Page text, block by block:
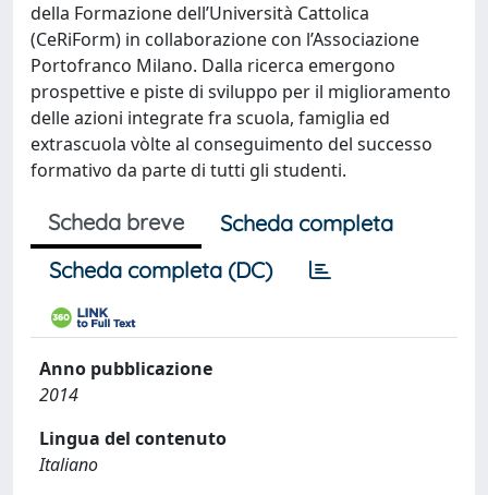
della Formazione dell’Università Cattolica
(CeRiForm) in collaborazione con l’Associazione
Portofranco Milano. Dalla ricerca emergono
prospettive e piste di sviluppo per il miglioramento
delle azioni integrate fra scuola, famiglia ed
extrascuola vòlte al conseguimento del successo
formativo da parte di tutti gli studenti.
Scheda breve
Scheda completa
Scheda completa (DC)
Anno pubblicazione
2014
Lingua del contenuto
Italiano